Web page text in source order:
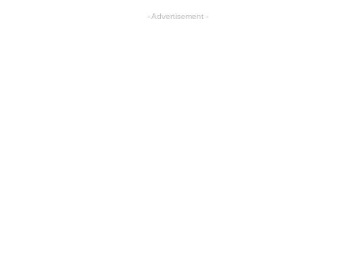
- Advertisement -